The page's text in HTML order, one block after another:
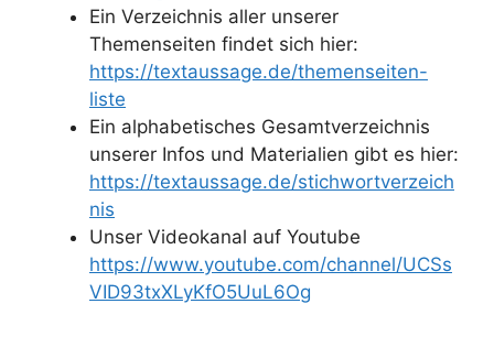
Ein Verzeichnis aller unserer
Themenseiten findet sich hier:
https://textaussage.de/themenseiten-
liste
Ein alphabetisches Gesamtverzeichnis
unserer Infos und Materialien gibt es hier:
https://textaussage.de/stichwortverzeich
nis
Unser Videokanal auf Youtube
https://www.youtube.com/channel/UCSs
VID93txXLyKfO5UuL6Og